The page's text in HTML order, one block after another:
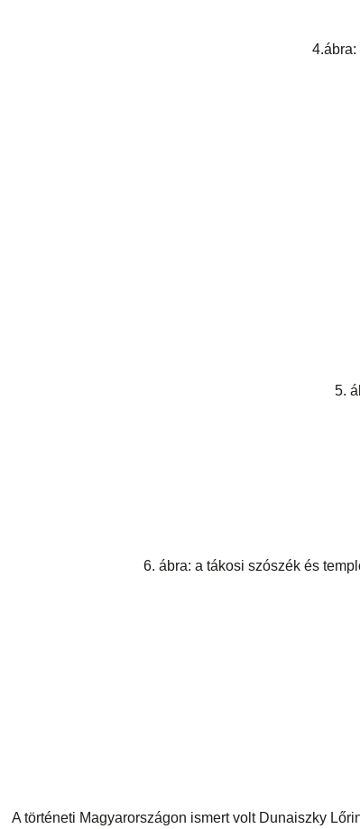
5.
6. ábra: a tákosi szószék és
A történeti Magyarországon ismert volt Dunaiszky